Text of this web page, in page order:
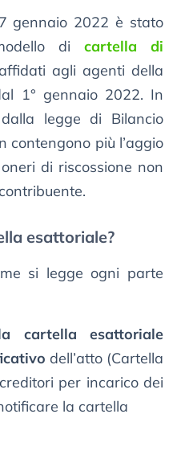
gennaio 2022 è stato
di cartella di
agli agenti della
1° gennaio 2022. In
legge di Bilancio
contengono più l’aggio
di riscossione non
esattoriale?
si legge ogni parte
cartella esattoriale
dell’atto (Cartella
per incarico dei
la cartella